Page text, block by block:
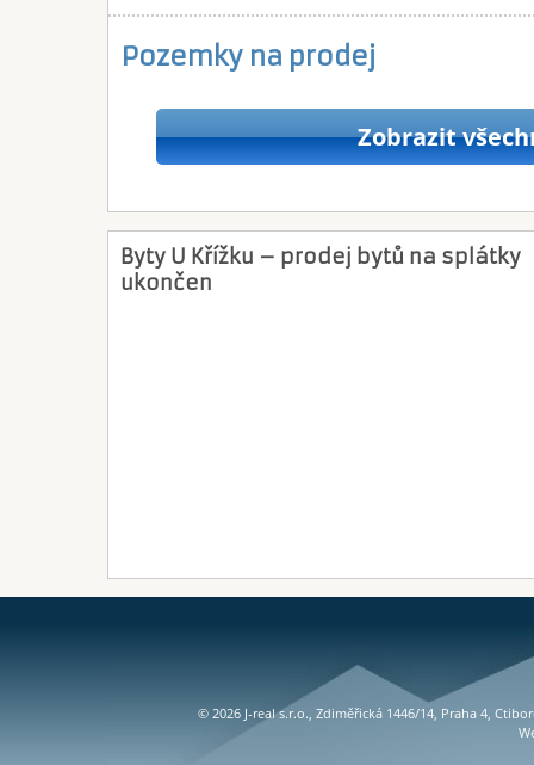
Pozemky na prodej
Zobrazit
Byty U Křížku – prodej bytů na splátky
ukončen
© 2026 J-real s.r.o., Zdiměřická 1446/14, Praha 4,